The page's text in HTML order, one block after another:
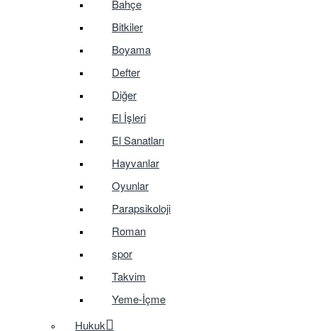
Bahçe
Bitkiler
Boyama
Defter
Diğer
El İşleri
El Sanatları
Hayvanlar
Oyunlar
Parapsikoloji
Roman
spor
Takvim
Yeme-İçme
Hukuk